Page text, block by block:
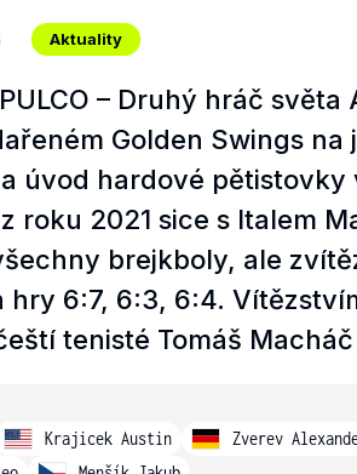
Aktuality
– Druhý hráč
Golden Swings
úvod hardové
roku 2021 sice s Italem
brejkboly, ale
hry 6:7, 6:3, 6:4.
tenisté Tomáš
Krajicek Austin Zverev